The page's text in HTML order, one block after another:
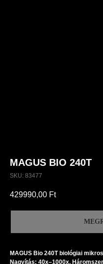
MAGUS BIO 240T
SKU: 83477
429990,00 Ft
MAGUS Bio 240T biológiai
Nagyítás: 40x–1000x.